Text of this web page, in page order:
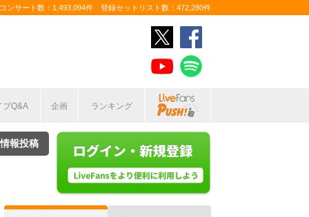
ンサート数：1,493,094件 登録セットリスト数：472,280件
ブQ&A 企画 ランキング
報投稿